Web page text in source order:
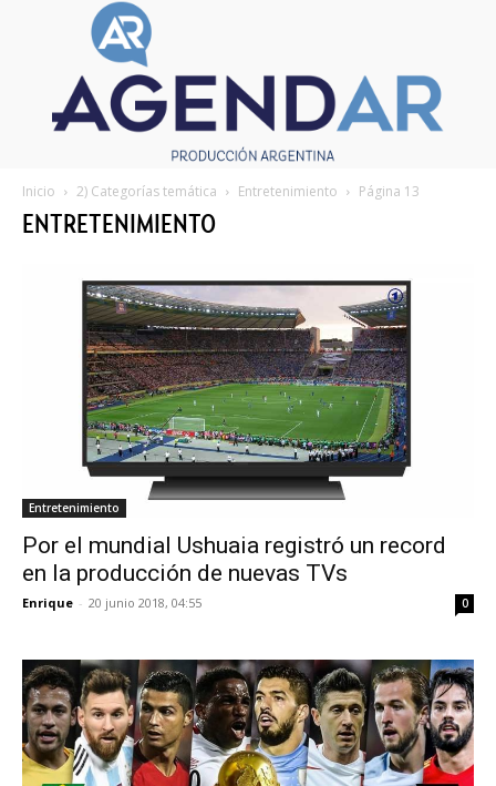
Inicio 2) Categorías temática Entretenimiento Página 13
ENTRETENIMIENTO
Entretenimiento
Por el mundial Ushuaia registró un record
en la producción de nuevas TVs
Enrique - 20 junio 2018, 04:55 0